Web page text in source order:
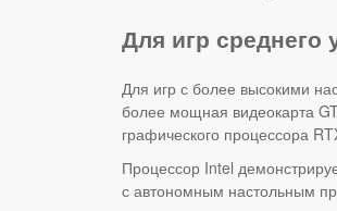
Для игр среднего
Для игр с более высокими
более мощная видеокарта
графического процессора
Процессор Intel
с автономным настольным